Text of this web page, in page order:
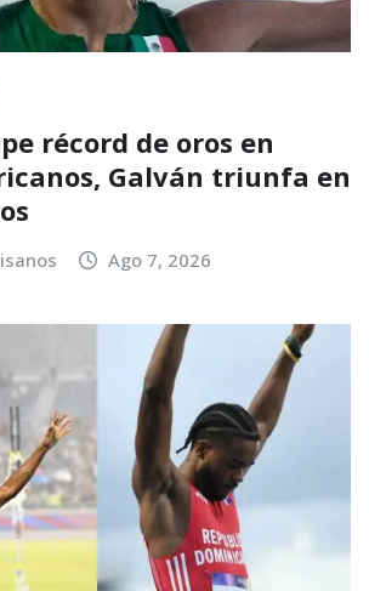
récord de oros en
Galván triunfa en
Ago 7, 2026